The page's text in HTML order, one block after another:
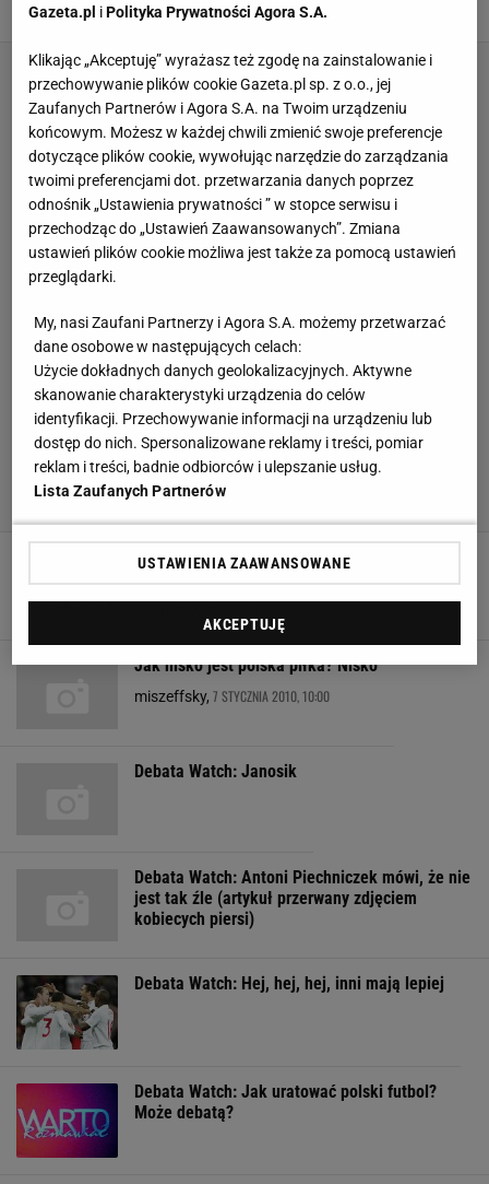
Arkadiusz Bogucki,12 STYCZNIA 2023, 07:45
Państwo z pieniędzmi na piłkę nożną. PZPN
oceni, rząd przyzna dziesiątki milionów
Jak nisko jest polska piłka? Nisko
miszeffsky, 7 STYCZNIA 2010, 10:00
Debata Watch: Janosik
Debata Watch: Antoni Piechniczek mówi, że nie
jest tak źle (artykuł przerwany zdjęciem
kobiecych piersi)
Debata Watch: Hej, hej, hej, inni mają lepiej
Debata Watch: Jak uratować polski futbol?
Może debatą?
Gazeta.pl iPolityka Prywatności Agora S.A.
Klikając „Akceptuję” wyrażasz też zgodę na zainstalowanie i
przechowywanie plików cookie Gazeta.pl sp. z o.o., jej
Zaufanych Partnerów i Agora S.A. na Twoim urządzeniu
końcowym. Możesz w każdej chwili zmienić swoje preferencje
dotyczące plików cookie, wywołując narzędzie do zarządzania
twoimi preferencjami dot. przetwarzania danych poprzez
odnośnik „Ustawienia prywatności ” w stopce serwisu i
przechodząc do „Ustawień Zaawansowanych”. Zmiana
ustawień plików cookie możliwa jest także za pomocą ustawień
przeglądarki.
My, nasi Zaufani Partnerzy i Agora S.A. możemy przetwarzać
dane osobowe w następujących celach:
Użycie dokładnych danych geolokalizacyjnych. Aktywne
skanowanie charakterystyki urządzenia do celów
identyfikacji. Przechowywanie informacji na urządzeniu lub
dostęp do nich. Spersonalizowane reklamy i treści, pomiar
reklam i treści, badnie odbiorców i ulepszanie usług.
Lista Zaufanych Partnerów
USTAWIENIA ZAAWANSOWANE
AKCEPTUJĘ